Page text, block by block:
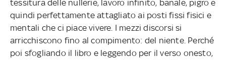
tessitura delle nullerie, lavoro infinito, banale, pigro e
quindi perfettamente attagliato ai posti fissi fisici e
mentali che ci piace vivere. I mezzi discorsi si
arricchiscono fino al compimento: del niente. Perché
poi sfogliando il libro e leggendo per il verso onesto,